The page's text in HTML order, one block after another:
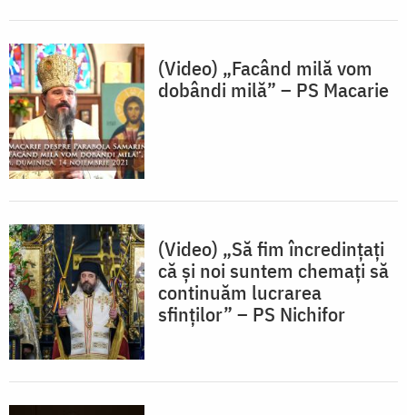
(Video) „Facând milă vom
dobândi milă” – PS Macarie
(Video) „Să fim încredințați
că și noi suntem chemați să
continuăm lucrarea
sfinților” – PS Nichifor